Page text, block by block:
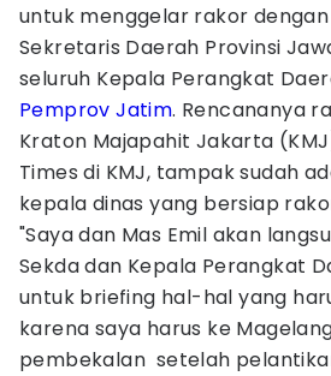
untuk menggelar rakor
Sekretaris Daerah Provinsi
seluruh Kepala Perangkat
Pemprov Jatim. Rencananya
Kraton Majapahit Jakarta
Times di KMJ, tampak sudah
kepala dinas yang bersiap
"Saya dan Mas Emil akan
Sekda dan Kepala Perangkat
untuk briefing hal-hal yang
karena saya harus ke
pembekalan setelah